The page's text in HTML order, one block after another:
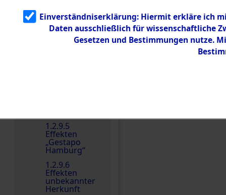
Landesentsch
ädigungsamt
1.2.9.5
Effekten
„Gestapo
Hamburg“
1.2.9.6
Effekten
unbekannter
Herkunft
Einverständniserklärung: Hiermit erkläre ich
Daten ausschließlich für wissenschaftliche
Gesetzen und Bestimmungen nutze.